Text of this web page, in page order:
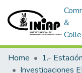
&
Home
Investigaciones